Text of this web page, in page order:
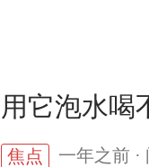
用它泡水喝
焦点 一年之前 ·